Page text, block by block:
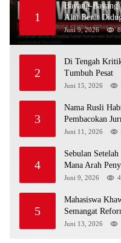
1
Bayang-Bayang
Alat Berat
Juni 9, 2026
2
Di Tengah
Tumbuh Pesat
Juni 15, 2026
3
Nama Rusli
Pembacokan
Juni 11, 2026
4
Sebulan
Mana Arah
Juni 9, 2026
5
Mahasiswa
Semangat
Juni 13, 2026